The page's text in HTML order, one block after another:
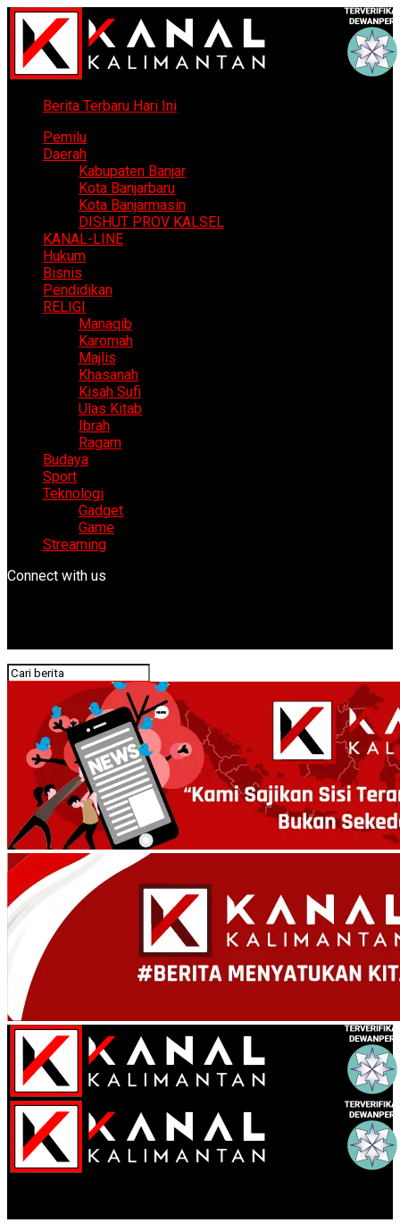
Berita Terbaru Hari Ini
Pemilu
Daerah
Kabupaten Banjar
Kota Banjarbaru
Kota Banjarmasin
DISHUT PROV KALSEL
KANAL-LINE
Hukum
Bisnis
Pendidikan
RELIGI
Manaqib
Karomah
Majlis
Khasanah
Kisah Sufi
Ulas Kitab
Ibrah
Ragam
Budaya
Sport
Teknologi
Gadget
Game
Streaming
Connect with us